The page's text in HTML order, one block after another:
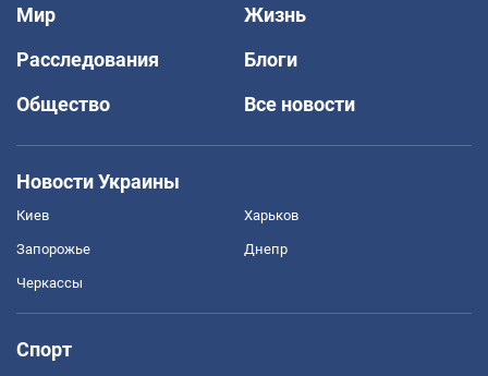
Мир
Жизнь
Расследования
Блоги
Общество
Все новости
Новости Украины
Киев Харьков
Запорожье Днепр
Черкассы
Спорт